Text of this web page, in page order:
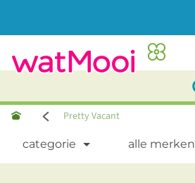
Pretty Vacant
categorie alle merken